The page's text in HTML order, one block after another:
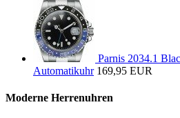
Parnis 2034.1
Automatikuhr 169,95 EUR
Moderne Herrenuhren